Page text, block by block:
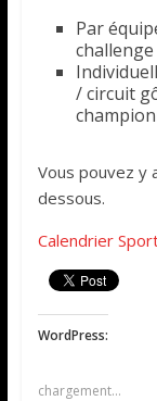
Par
/ circuit
Vous pouvez y
dessous.
Calendrier
WordPress:
chargement…